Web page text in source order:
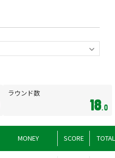
ラウンド数
18.0
MONEY SCORE TOTAL